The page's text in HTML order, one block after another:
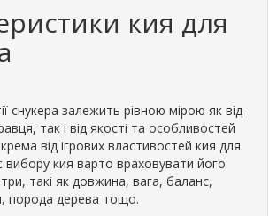
кия для
снукера залежить рівною мірою як від
так і від якості та особливостей
від ігрових властивостей кия для
вибору кия варто враховувати його
такі як довжина, вага, баланс,
порода дерева тощо.